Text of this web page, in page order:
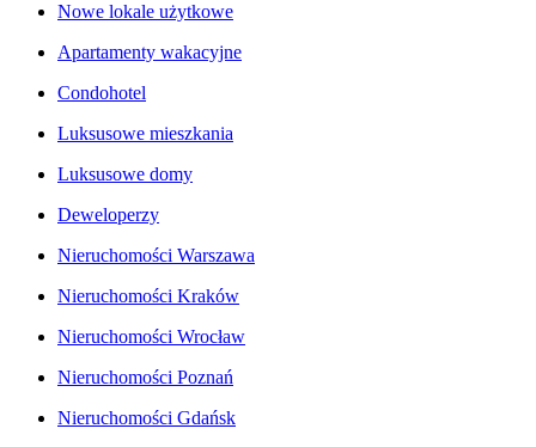
Nowe lokale użytkowe
Apartamenty wakacyjne
Condohotel
Luksusowe mieszkania
Luksusowe domy
Deweloperzy
Nieruchomości Warszawa
Nieruchomości Kraków
Nieruchomości Wrocław
Nieruchomości Poznań
Nieruchomości Gdańsk